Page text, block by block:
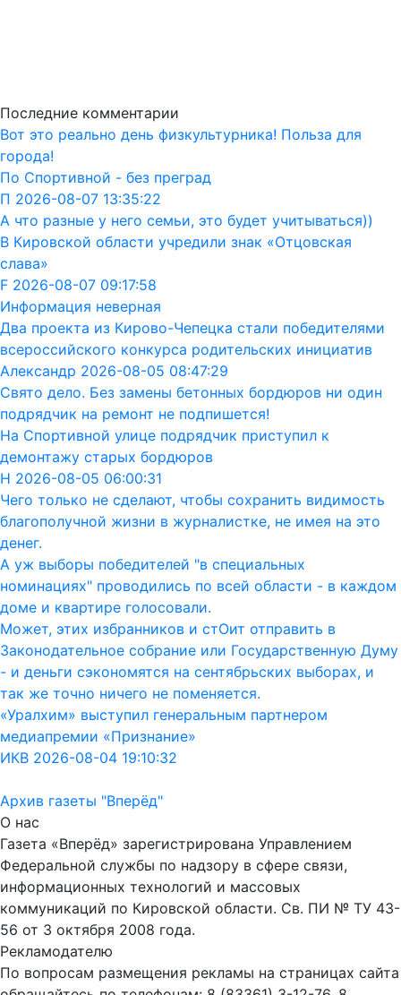
Последние комментарии
Вот это реально день физкультурника! Польза для
города!
По Спортивной - без преград
П 2026-08-07 13:35:22
А что разные у него семьи, это будет учитываться))
В Кировской области учредили знак «Отцовская
слава»
F 2026-08-07 09:17:58
Информация неверная
Два проекта из Кирово-Чепецка стали победителями
всероссийского конкурса родительских инициатив
Александр 2026-08-05 08:47:29
Свято дело. Без замены бетонных бордюров ни один
подрядчик на ремонт не подпишется!
На Спортивной улице подрядчик приступил к
демонтажу старых бордюров
Н 2026-08-05 06:00:31
Чего только не сделают, чтобы сохранить видимость
благополучной жизни в журналистке, не имея на это
денег.
А уж выборы победителей "в специальных
номинациях" проводились по всей области - в каждом
доме и квартире голосовали.
Может, этих избранников и стОит отправить в
Законодательное собрание или Государственную Думу
- и деньги сэкономятся на сентябрьских выборах, и
так же точно ничего не поменяется.
«Уралхим» выступил генеральным партнером
медиапремии «Признание»
ИКВ 2026-08-04 19:10:32
Архив газеты "Вперёд"
О нас
Газета «Вперёд» зарегистрирована Управлением
Федеральной службы по надзору в сфере связи,
информационных технологий и массовых
коммуникаций по Кировской области. Св. ПИ № ТУ 43-
56 от 3 октября 2008 года.
Рекламодателю
По вопросам размещения рекламы на страницах сайта